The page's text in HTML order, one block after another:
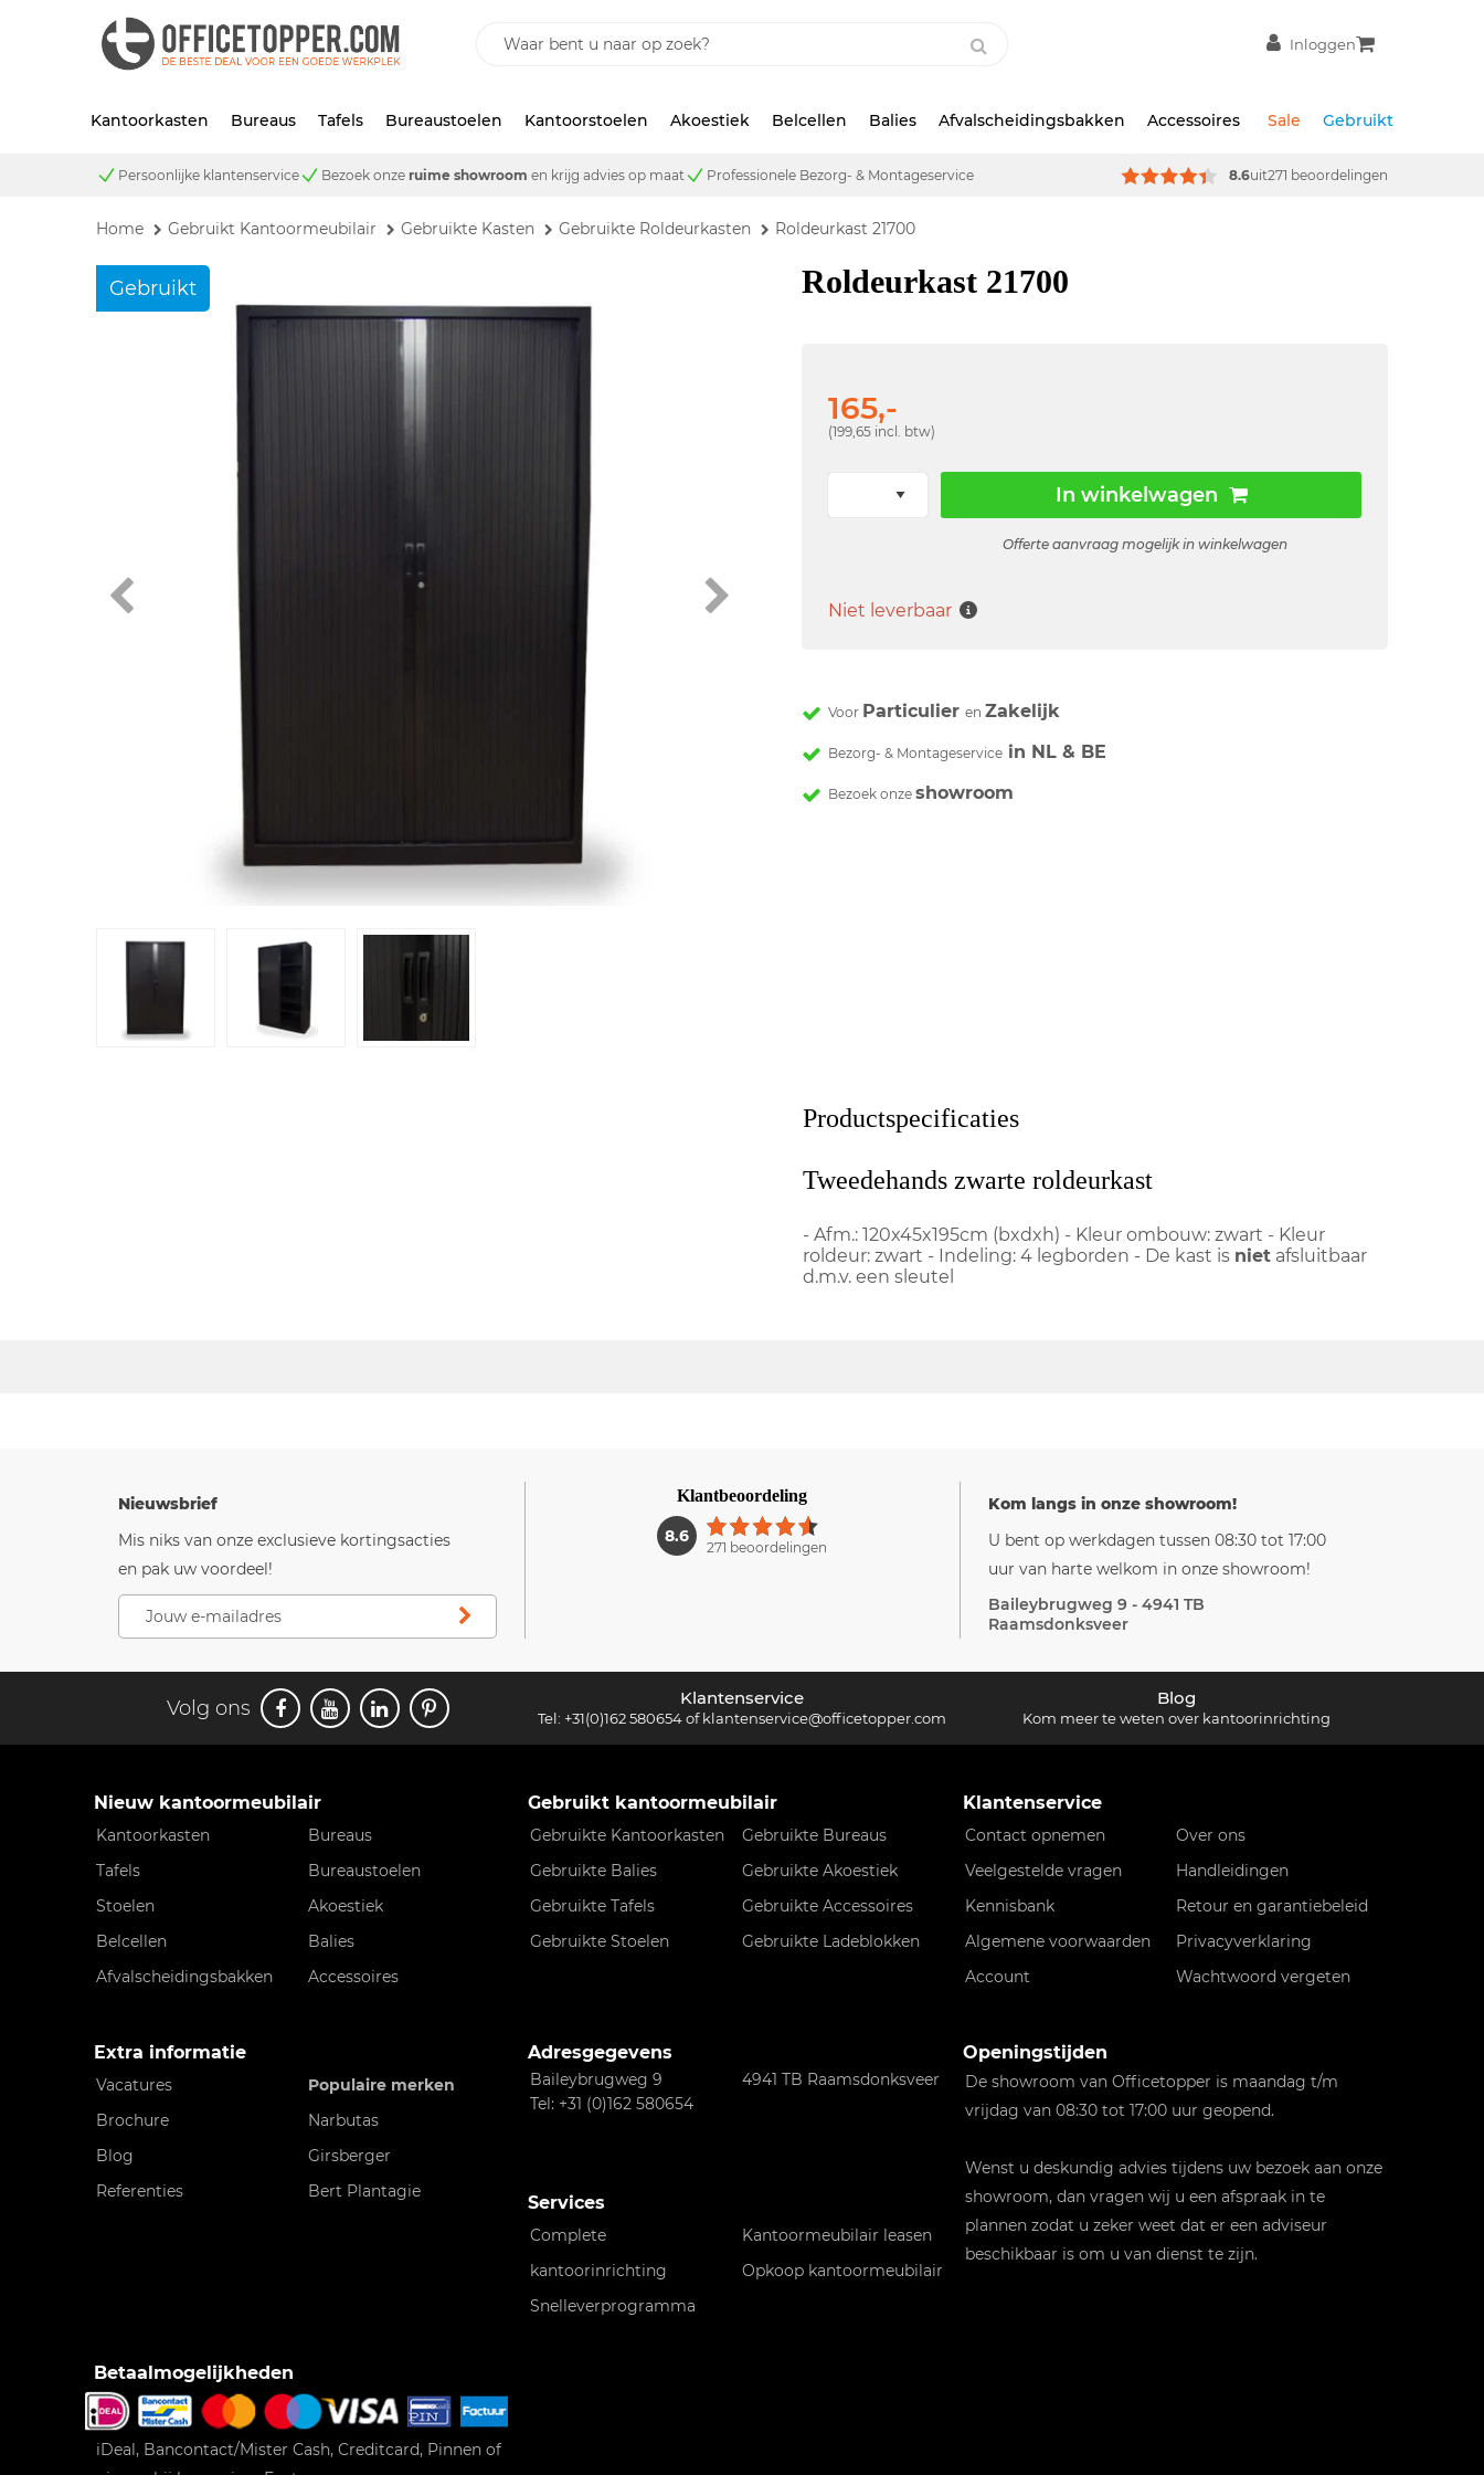
Inloggen
Kantoorkasten Bureaus Tafels Bureaustoelen Kantoorstoelen Akoestiek Belcellen Balies Afvalscheidingsbakken Accessoires Sale Gebruikt
Persoonlijke klantenservice Bezoek onze ruime showroom en krijg advies op maat Professionele Bezorg- & Montageservice 8.6uit271 beoordelingen
Home Gebruikt Kantoormeubilair Gebruikte Kasten Gebruikte Roldeurkasten Roldeurkast 21700
Gebruikt Roldeurkast 21700
165,-
(199,65 incl. btw)
In winkelwagen
Offerte aanvraag mogelijk in winkelwagen
Niet leverbaar
Voor ParticulierenZakelijk
Bezorg- & Montageservice in NL & BE
Bezoek onzeshowroom
Productspecificaties
Tweedehands zwarte roldeurkast
- Afm.: 120x45x195cm (bxdxh) - Kleur ombouw: zwart - Kleur
roldeur: zwart - Indeling: 4 legborden - De kast is niet afsluitbaar
d.m.v. een sleutel
Nieuwsbrief
Mis niks van onze exclusieve kortingsacties
en pak uw voordeel!
Klantbeoordeling
8.6 1
271 beoordelingen
Kom langs in onze showroom!
U bent op werkdagen tussen 08:30 tot 17:00
uur van harte welkom in onze showroom!
Baileybrugweg 9 - 4941 TB
Raamsdonksveer
Volg ons Klantenservice
Tel: +31(0)162 580654ofklantenservice@officetopper.com
Blog
Kom meer te weten over kantoorinrichting
Nieuw kantoormeubilair
Kantoorkasten
Bureaus
Tafels
Bureaustoelen
Stoelen
Akoestiek
Belcellen
Balies
Afvalscheidingsbakken
Accessoires
Extra informatie
Vacatures
Populaire merken
Brochure
Narbutas
Blog
Girsberger
Referenties
Bert Plantagie
Betaalmogelijkheden
iDeal, Bancontact/Mister Cash, Creditcard, Pinnen of
Gebruikt kantoormeubilair
Gebruikte Kantoorkasten
Gebruikte Bureaus
Gebruikte Balies
Gebruikte Akoestiek
Gebruikte Tafels
Gebruikte Accessoires
Gebruikte Stoelen
Gebruikte Ladeblokken
Adresgegevens
Baileybrugweg 9
4941 TB Raamsdonksveer
Tel: +31 (0)162 580654
Services
Complete
kantoorinrichting
Kantoormeubilair leasen
Opkoop kantoormeubilair
Snelleverprogramma
Klantenservice
Contact opnemen
Over ons
Veelgestelde vragen
Handleidingen
Kennisbank
Retour en garantiebeleid
Algemene voorwaarden
Privacyverklaring
Account
Wachtwoord vergeten
Openingstijden
De showroom van Officetopper is maandag t/m
vrijdag van 08:30 tot 17:00 uur geopend.
Wenst u deskundig advies tijdens uw bezoek aan onze
showroom, dan vragen wij u een afspraak in te
plannen zodat u zeker weet dat er een adviseur
beschikbaar is om u van dienst te zijn.